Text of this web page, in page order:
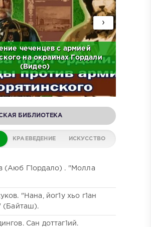
чеченцев с армией
на окраинах Гордали
(Видео)
›
БИБЛИОТЕКА
КРАЕВЕДЕНИЕ ИСКУССТВО
(Аюб Г1ордало) . "Молла
"Нана, йог1у хьо г1ан
(Байташ).
Сан доттаг1ий.